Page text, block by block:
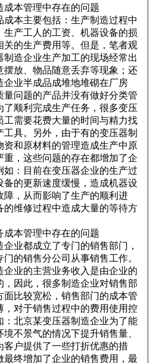
成本管理中存在的问题
成本主要包括：生产制造过程中
生产工人的工资、机器设备的损
关的生产费用等。但是，笔者观
制造企业生产加工的现场经常出
摆放、物品随意丢弃等现象；还
企业半成品成堆地堆砌在厂房
量问题的产品并没有做好分类管
了顺利完成生产任务，很多变压
工需要花费大量的时间与精力找
工具。另外，由于有的变压器制
资和原材料的管理造成生产中原
重，这些问题的存在都增加了企
如：目前在变压器企业的生产过
备的更新速度缓慢，造成机器设
障，从而影响了生产的顺利进
的维修过程中造成大量的等待方
成本管理中存在的问题
业都成立了专门的销售部门，
的销售分公司从事销售工作。
企业的主营业务收入是由企业的
，因此，很多制造企业对销售部
面比较宽松，销售部门的成本管
，对于销售过程中的费用使用控
：北京某变压器制造企业为了能
不景气的情况下提升销售量、
客户提供了一些打折优惠的措
最终增加了企业的销售费用，最